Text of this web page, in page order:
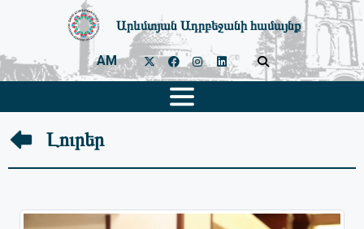
Արևմտյան Ադրբեջանի համայնք
AM
Լուրեր